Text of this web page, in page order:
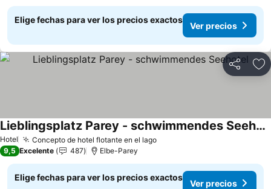
Elige fechas para ver los precios exactos
Ver precios
Compartir
Hotel Concepto de hotel flotante en el lagoVer precios
Lieblingsplatz Parey - schwimmendes Seehotel
Ver precios
9,5 Excelente 487 Elbe-Parey
Elige fechas para ver los precios exactos
Ver precios